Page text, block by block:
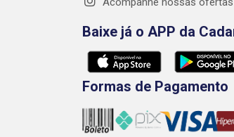
Baixe já o APP da
Formas de Pagamento